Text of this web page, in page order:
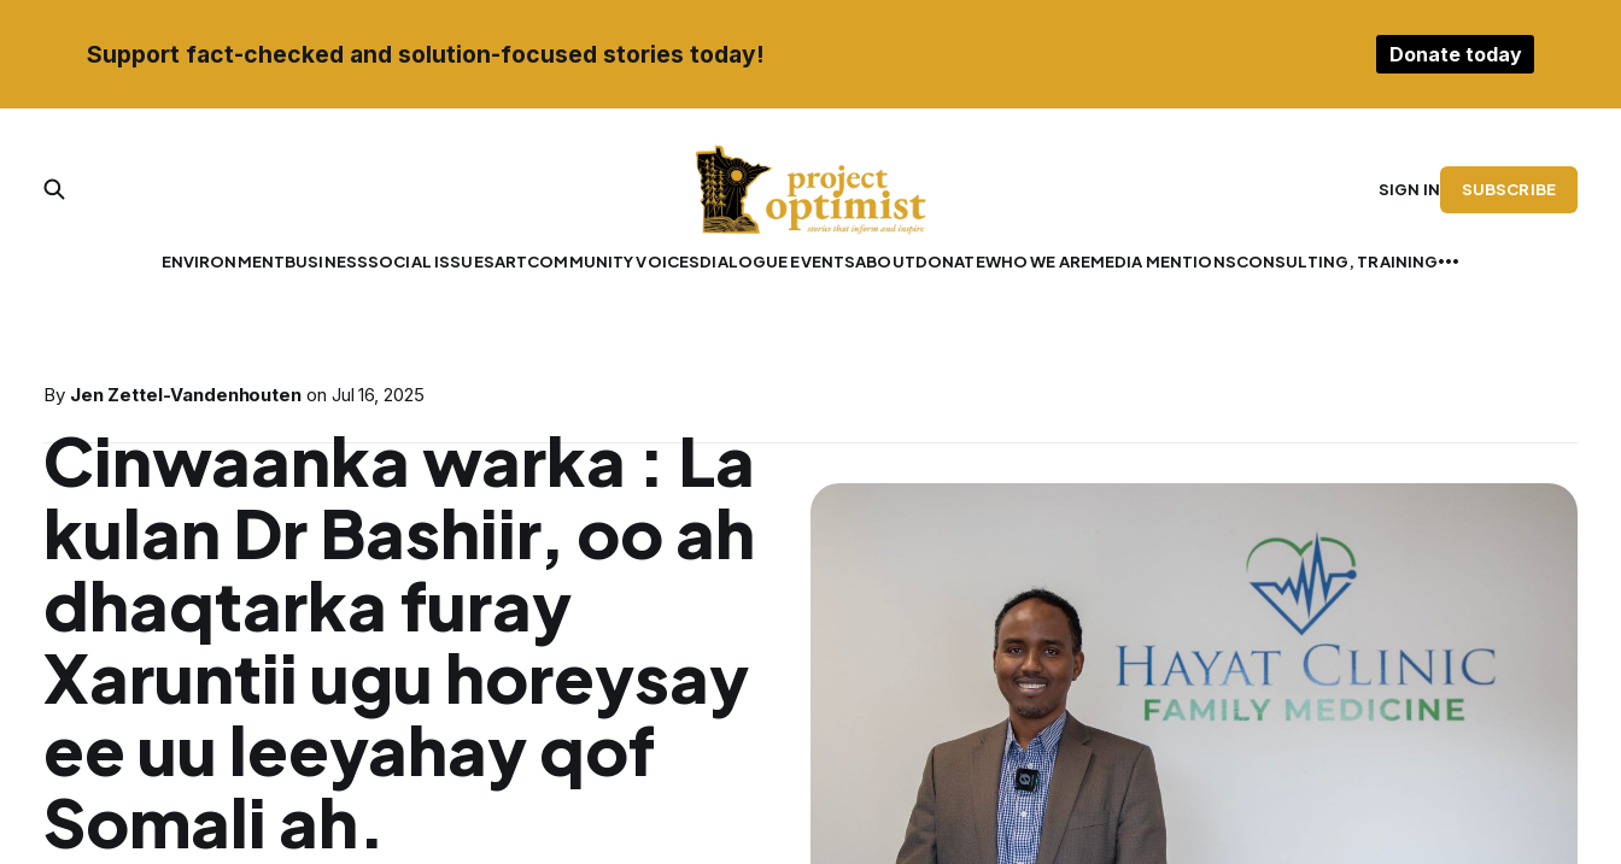
Support fact-checked and solution-focused stories today! Donate today
ENVIRONMENTBUSINESSSOCIAL ISSUESARTCOMMUNITY VOICESDIALOGUE EVENTSABOUTDONATEWHO WE AREMEDIA MENTIONSCONSULTING, TRAINING
SIGN IN SUBSCRIBE
By Jen Zettel-Vandenhouten on Jul 16, 2025
Cinwaanka warka : La
kulan Dr Bashiir, oo ah
dhaqtarka furay
Xaruntii ugu horeysay
ee uu leeyahay qof
Somali ah.